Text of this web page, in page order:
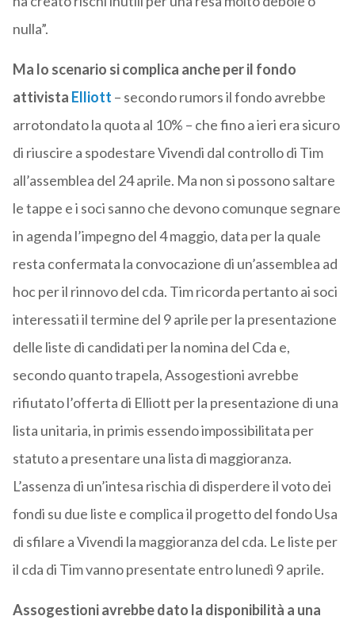
nulla”.
Ma lo scenario si complica anche per il fondo
attivista Elliott – secondo rumors il fondo avrebbe
arrotondato la quota al 10% – che fino a ieri era sicuro
di riuscire a spodestare Vivendi dal controllo di Tim
all’assemblea del 24 aprile. Ma non si possono saltare
le tappe e i soci sanno che devono comunque segnare
in agenda l’impegno del 4 maggio, data per la quale
resta confermata la convocazione di un’assemblea ad
hoc per il rinnovo del cda. Tim ricorda pertanto ai soci
interessati il termine del 9 aprile per la presentazione
delle liste di candidati per la nomina del Cda e,
secondo quanto trapela, Assogestioni avrebbe
rifiutato l’offerta di Elliott per la presentazione di una
lista unitaria, in primis essendo impossibilitata per
statuto a presentare una lista di maggioranza.
L’assenza di un’intesa rischia di disperdere il voto dei
fondi su due liste e complica il progetto del fondo Usa
di sfilare a Vivendi la maggioranza del cda. Le liste per
il cda di Tim vanno presentate entro lunedì 9 aprile.
Assogestioni avrebbe dato la disponibilità a una